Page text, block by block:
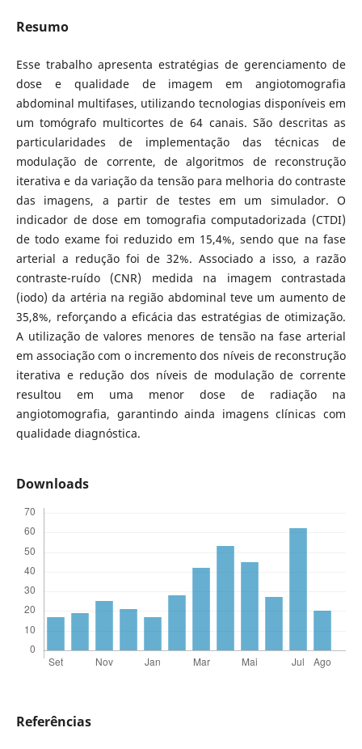
Resumo
Esse trabalho apresenta estratégias de gerenciamento de
dose e qualidade de imagem em angiotomografia
abdominal multifases, utilizando tecnologias disponíveis em
um tomógrafo multicortes de 64 canais. São descritas as
particularidades de implementação das técnicas de
modulação de corrente, de algoritmos de reconstrução
iterativa e da variação da tensão para melhoria do contraste
das imagens, a partir de testes em um simulador. O
indicador de dose em tomografia computadorizada (CTDI)
de todo exame foi reduzido em 15,4%, sendo que na fase
arterial a redução foi de 32%. Associado a isso, a razão
contraste-ruído (CNR) medida na imagem contrastada
(iodo) da artéria na região abdominal teve um aumento de
35,8%, reforçando a eficácia das estratégias de otimização.
A utilização de valores menores de tensão na fase arterial
em associação com o incremento dos níveis de reconstrução
iterativa e redução dos níveis de modulação de corrente
resultou em uma menor dose de radiação na
angiotomografia, garantindo ainda imagens clínicas com
qualidade diagnóstica.
Downloads
Referências